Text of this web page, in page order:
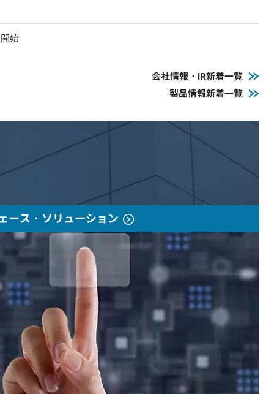
始
会社情報・IR新着一覧
製品情報新着一覧
ース・ソリューション